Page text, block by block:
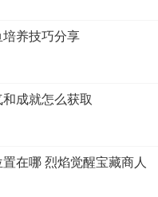
养技巧分享
成就怎么获取
在哪 烈焰觉醒宝藏商人